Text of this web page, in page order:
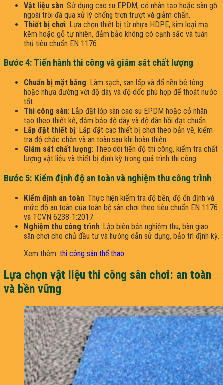
Vật liệu sàn: Sử dụng cao su EPDM, cỏ nhân tạo hoặc sàn gỗ
ngoài trời đã qua xử lý chống trơn trượt và giảm chấn.​
Thiết bị chơi: Lựa chọn thiết bị từ nhựa HDPE, kim loại mạ
kẽm hoặc gỗ tự nhiên, đảm bảo không có cạnh sắc và tuân
thủ tiêu chuẩn EN 1176.​
Bước 4: Tiến hành thi công và giám sát chất lượng
Chuẩn bị mặt bằng: Làm sạch, san lấp và đổ nền bê tông
hoặc nhựa đường với độ dày và độ dốc phù hợp để thoát nước
tốt.​
Thi công sàn: Lắp đặt lớp sàn cao su EPDM hoặc cỏ nhân
tạo theo thiết kế, đảm bảo độ dày và độ đàn hồi đạt chuẩn.​
Lắp đặt thiết bị: Lắp đặt các thiết bị chơi theo bản vẽ, kiểm
tra độ chắc chắn và an toàn sau khi hoàn thiện.​
Giám sát chất lượng: Theo dõi tiến độ thi công, kiểm tra chất
lượng vật liệu và thiết bị định kỳ trong quá trình thi công.​
Bước 5: Kiểm định độ an toàn và nghiệm thu công trình
Kiểm định an toàn: Thực hiện kiểm tra độ bền, độ ổn định và
mức độ an toàn của toàn bộ sân chơi theo tiêu chuẩn EN 1176
và TCVN 6238-1:2017.​
Nghiệm thu công trình: Lập biên bản nghiệm thu, bàn giao
sân chơi cho chủ đầu tư và hướng dẫn sử dụng, bảo trì định kỳ.​
Xem thêm: thi công sân thể thao
Lựa chọn vật liệu thi công sân chơi: an toàn
và bền vững